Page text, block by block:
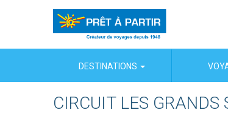
DESTINATIONS
CIRCUIT LES